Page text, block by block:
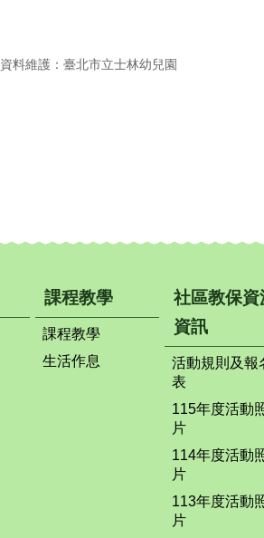
資料維護：臺北市立士林幼兒園
課程教學
課程教學
生活作息
社區教保資
資訊
活動規則及報
表
115年度活動
片
114年度活動
片
113年度活動
片